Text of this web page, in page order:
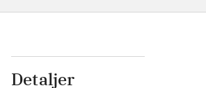
Detaljer